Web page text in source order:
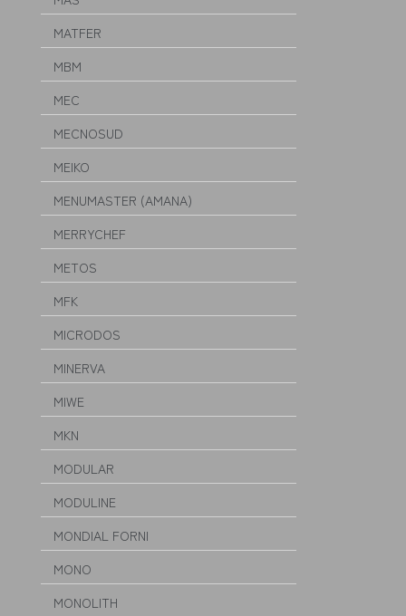
MATFER
MBM
MEC
MECNOSUD
MEIKO
MENUMASTER (AMANA)
MERRYCHEF
METOS
MFK
MICRODOS
MINERVA
MIWE
MKN
MODULAR
MODULINE
MONDIAL FORNI
MONO
MONOLITH